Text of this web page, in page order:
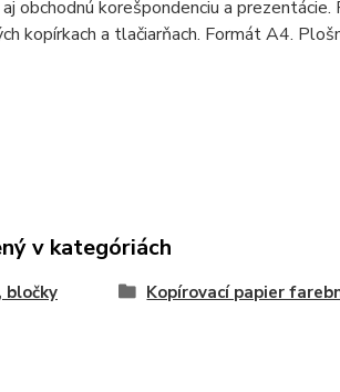
obchodnú korešpondenciu a
kopírkach a tlačiarňach. Formát A4.
v kategóriách
bločky Kopírovací papier